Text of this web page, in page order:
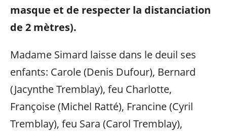
masque et de respecter la distanciation
de 2 mètres).
Madame Simard laisse dans le deuil ses
enfants: Carole (Denis Dufour), Bernard
(Jacynthe Tremblay), feu Charlotte,
Françoise (Michel Ratté), Francine (Cyril
Tremblay), feu Sara (Carol Tremblay),